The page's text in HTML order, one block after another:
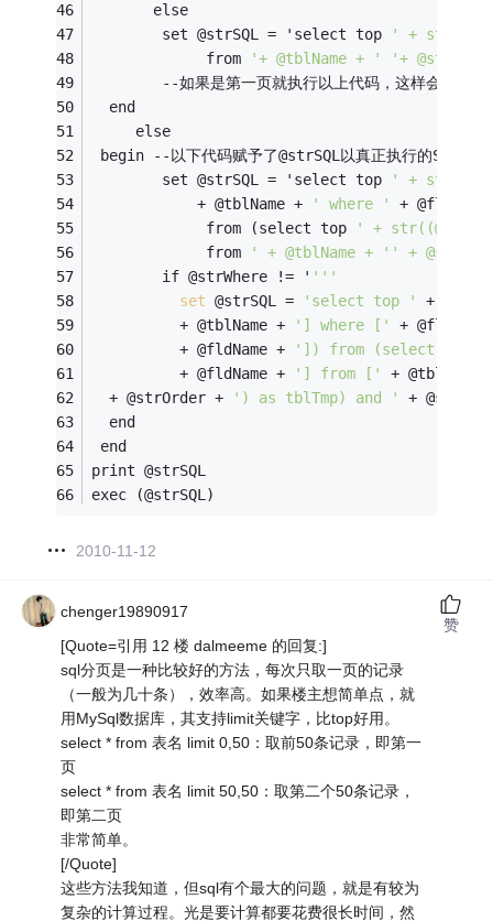
       else
        set @strSQL = 'select top
' +
             from
'+ @tblName + '
'+
--如果是第一页就执行以上代码，这样会加
  end
     else
begin --以下代码赋予了@strSQL以真正执行的SQL代
        set @strSQL = 'select top
' +
            + @tblName +
' where '
+
             from (select top
' +
             from
' + @tblName + ' ' +
        if @strWhere != '
'''
set @strSQL = 'select top '
+
          + @tblName +
'] where ['
+
          + @fldName +
']) from (select top '
          + @fldName +
'] from ['
+ @tblName
  + @strOrder +
') as tblTmp) and '
+
  end
end
print @strSQL
exec (@strSQL)
2010-11-12
chenger19890917
[Quote=引用 12 楼 dalmeeme 的回复:]
sql分页是一种比较好的方法，每次只取一页的记录
（一般为几十条），效率高。如果楼主想简单点，就
用MySql数据库，其支持limit关键字，比top好用。
select * from 表名 limit 0,50：取前50条记录，即第一
页
select * from 表名 limit 50,50：取第二个50条记录，
即第二页
非常简单。
[/Quote]
这些方法我知道，但sql有个最大的问题，就是有较为
复杂的计算过程。光是要计算都要花费很长时间，然
赞